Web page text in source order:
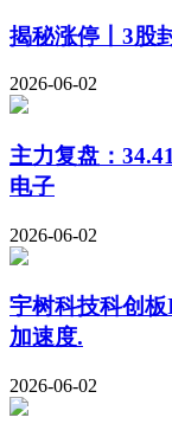
揭秘涨停丨3股
2026-06-02
主力复盘：
电子
2026-06-02
宇树科技科创
加速度.
2026-06-02